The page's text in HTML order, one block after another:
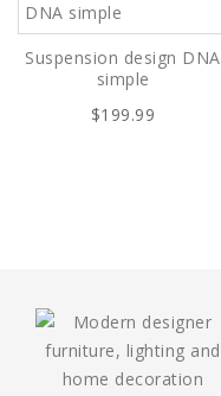
Suspension design DNA
simple
$199.99